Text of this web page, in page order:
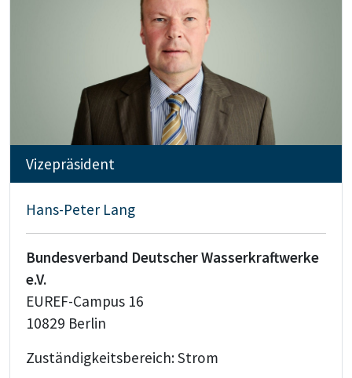
Vizepräsident
Hans-Peter Lang
Bundesverband Deutscher Wasserkraftwerke
e.V.
EUREF-Campus 16
10829 Berlin
Zuständigkeitsbereich: Strom